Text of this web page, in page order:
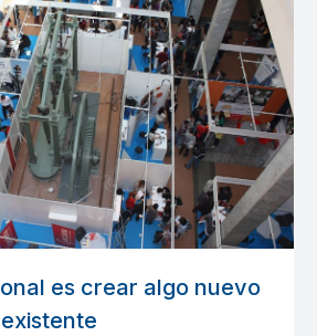
es crear algo nuevo